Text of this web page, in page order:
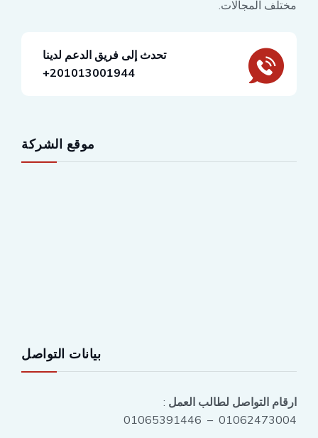
مختلف المجالات.
تحدث إلى فريق الدعم لدينا
201013001944+
موقع الشركة
بيانات التواصل
ارقام التواصل لطالب العمل :
01062473004 – 01065391446